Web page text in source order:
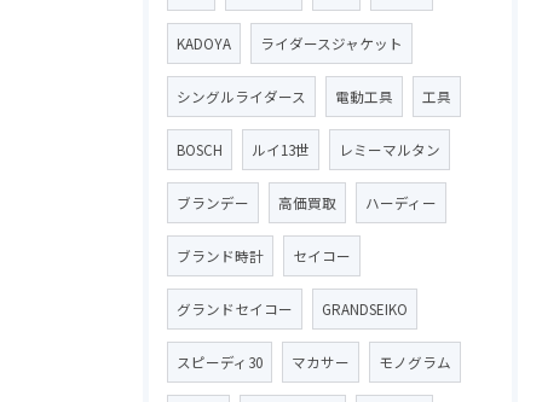
KADOYA ライダースジャケット
シングルライダース 電動工具 工具
BOSCH ルイ13世 レミーマルタン
ブランデー 高価買取 ハーディー
ブランド時計 セイコー
グランドセイコー GRANDSEIKO
スピーディ30 マカサー モノグラム